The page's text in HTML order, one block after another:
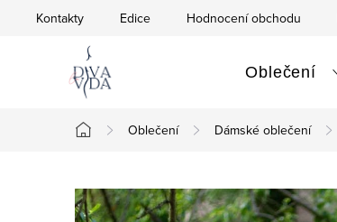
Kontakty Edice Hodnocení obchodu
Oblečení
Domů
Oblečení Dámské oblečení